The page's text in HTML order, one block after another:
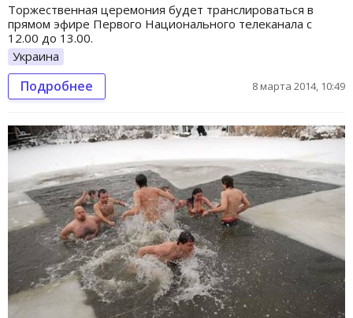
Торжественная церемония будет транслироваться в
прямом эфире Первого Национального телеканала с
12.00 до 13.00.
Украина
Подробнее 8 марта 2014, 10:49